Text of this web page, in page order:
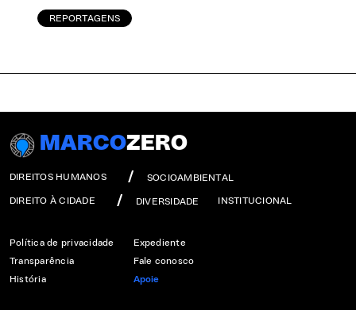
REPORTAGENS
MARCOZERO
DIREITOS HUMANOS SOCIOAMBIENTAL
DIREITO À CIDADE DIVERSIDADE INSTITUCIONAL
Política de privacidade
Transparência
História
Expediente
Fale conosco
Apoie